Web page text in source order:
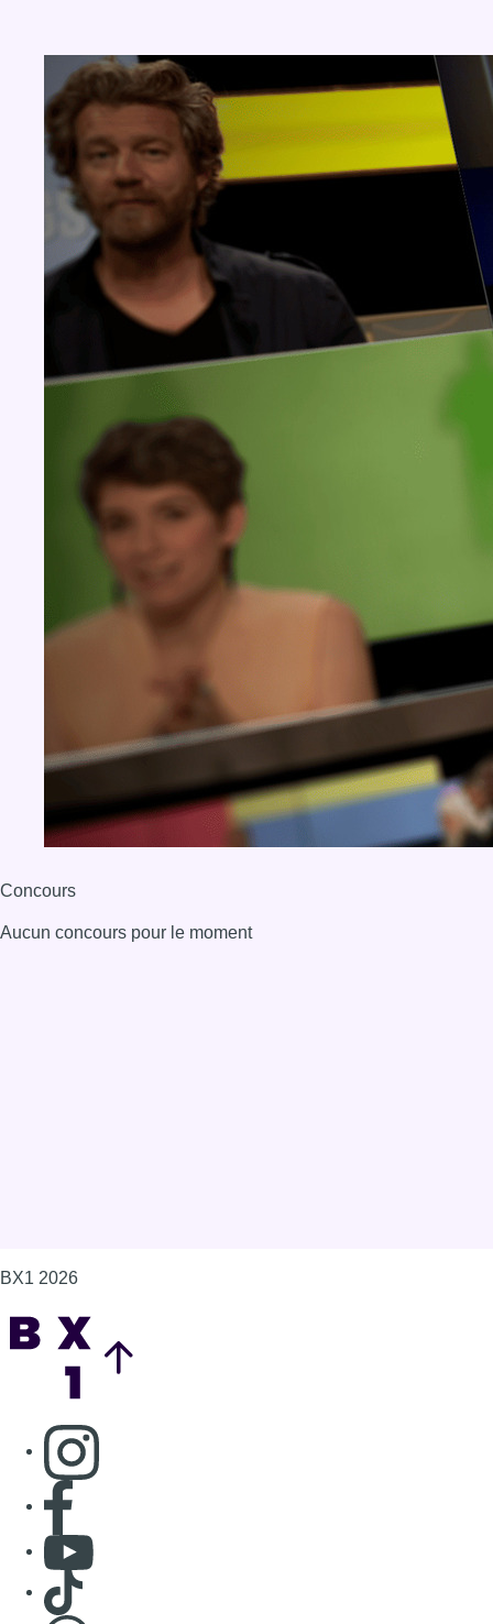
Concours
Aucun concours pour le moment
BX1 2026
Consulter page Instagram
Consulter page Facebook
Consulter Youtube
Consulter TikTok